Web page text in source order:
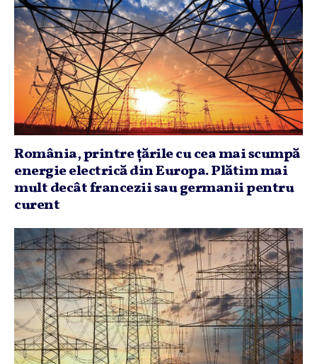
România, printre ţările cu cea mai scumpă
energie electrică din Europa. Plătim mai
mult decât francezii sau germanii pentru
curent